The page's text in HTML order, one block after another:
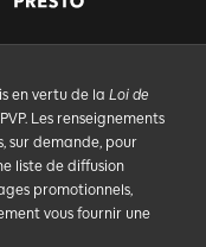
en vertu de la Loi de
Les renseignements
sur demande, pour
liste de diffusion
promotionnels,
vous fournir une